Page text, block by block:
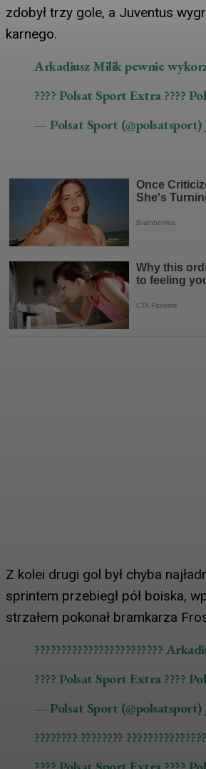
zdobył trzy gole, a Juventus
karnego.
Arkadiusz Milik pewnie
???? Polsat Sport Extra ????
— Polsat Sport (@polsatsport)
Z kolei drugi gol był chyba
sprintem przebiegł pół boiska,
strzałem pokonał bramkarza
????????????????????????
???? Polsat Sport Extra ????
— Polsat Sport (@polsatsport)
???????? ????????